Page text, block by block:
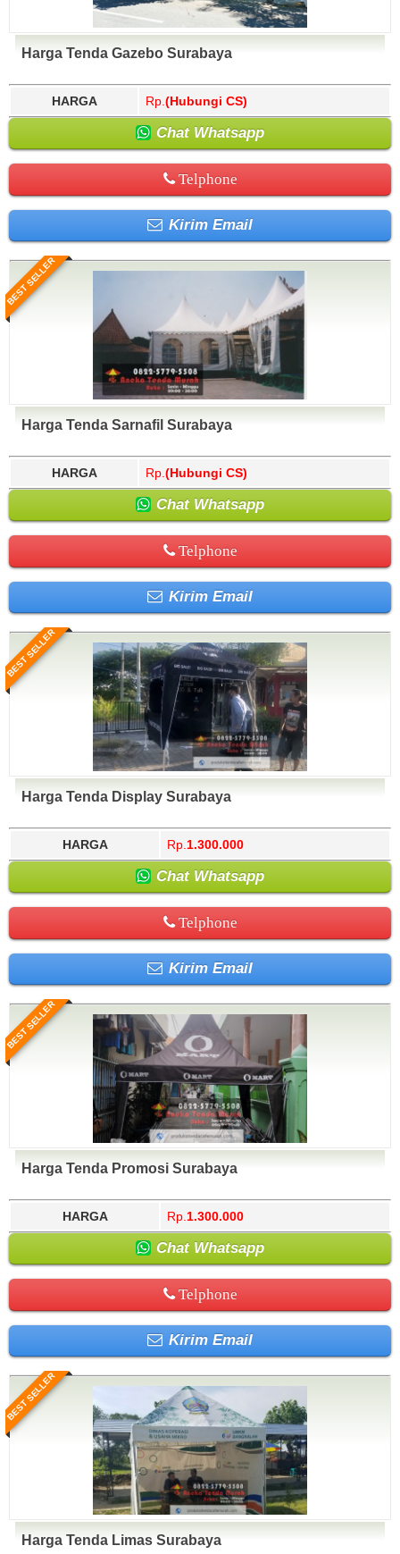
Harga Tenda Gazebo Surabaya
HARGA Rp. (Hubungi CS)
Chat Whatsapp
Telphone
Kirim Email
BEST SELLER
Harga Tenda Sarnafil Surabaya
HARGA Rp. (Hubungi CS)
Chat Whatsapp
Telphone
Kirim Email
BEST SELLER
Harga Tenda Display Surabaya
HARGA Rp. 1.300.000
Chat Whatsapp
Telphone
Kirim Email
BEST SELLER
Harga Tenda Promosi Surabaya
HARGA Rp. 1.300.000
Chat Whatsapp
Telphone
Kirim Email
BEST SELLER
Harga Tenda Limas Surabaya